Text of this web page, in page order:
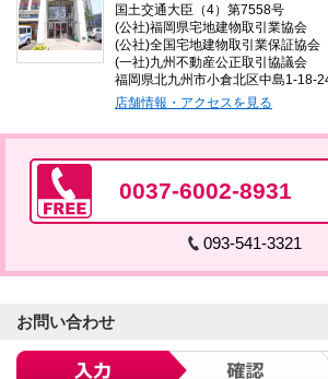
国土交通大臣（4）第7558号
(公社)福岡県宅地建物取引業協会
(公社)全国宅地建物取引業保証協会
(一社)九州不動産公正取引協議会
福岡県北九州市小倉北区中島1-
店舗情報・アクセスを見る
0037-6002-8931
093-541-3321
お問い合わせ